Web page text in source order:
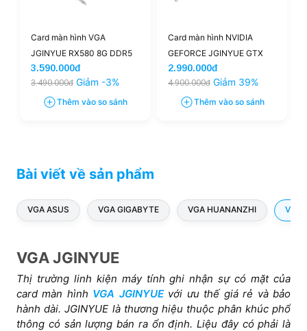
Card màn hình VGA
JGINYUE RX580 8G DDR5
3.590.000đ
3.490.000đ Giảm -3%
Thêm vào so sánh
Card màn hình NVIDIA
GEFORCE JGINYUE GTX
1060 3GB DDR5
2.990.000đ
4.900.000đ Giảm 39%
Thêm vào so sánh
Bài viết về sản phẩm
VGA ASUS VGA GIGABYTE VGA HUANANZHI VGA
VGA JGINYUE
Thị trường linh kiện máy tính ghi nhận sự có mặt của
card màn hình VGA JGINYUEvới ưu thế giá rẻ và bảo
hành dài. JGINYUE là thương hiệu thuộc phân khúc phổ
thông có sản lượng bán ra ổn định. Liệu đây có phải là